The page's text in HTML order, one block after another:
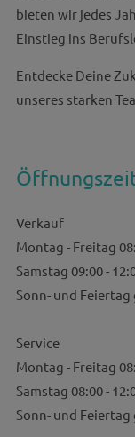
bieten wir jedes
Einstieg ins
Entdecke Deine
unseres starken
Verkauf
Montag - Freitag
Samstag 09:00 -
Sonn- und Feiertag
Service
Montag - Freitag
Samstag 08:00 -
Sonn- und Feiertag